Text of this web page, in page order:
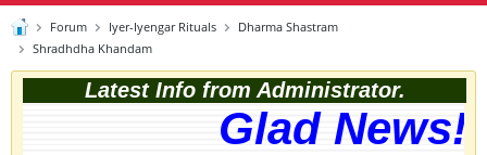
Forum Iyer-Iyengar Rituals
Dharma Shastram
Shradhdha Khandam
Latest Info from Administrator.
Glad